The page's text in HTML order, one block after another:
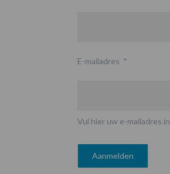
E-mailadres *
Vul hier uw e-mailadres in